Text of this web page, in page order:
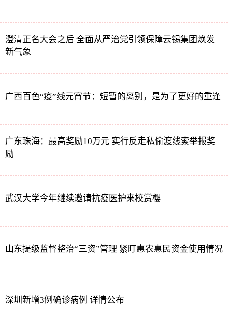
澄清正名大会之后 全面从严治党引领保障云锡集团焕发
新气象
广西百色“疫”线元宵节：短暂的离别，是为了更好的重逢
广东珠海：最高奖励10万元 实行反走私偷渡线索举报奖
励
武汉大学今年继续邀请抗疫医护来校赏樱
山东提级监督整治“三资”管理 紧盯惠农惠民资金使用情况
深圳新增3例确诊病例 详情公布